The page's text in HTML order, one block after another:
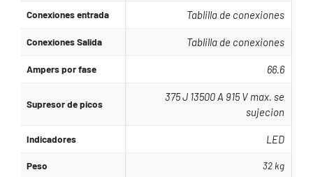
Conexiones entrada Tablilla de conexiones
Conexiones Salida Tablilla de conexiones
Ampers por fase 66.6
Supresor de picos
375 J 13500 A 915 V max. se
sujecion
Indicadores LED
Peso 32 kg